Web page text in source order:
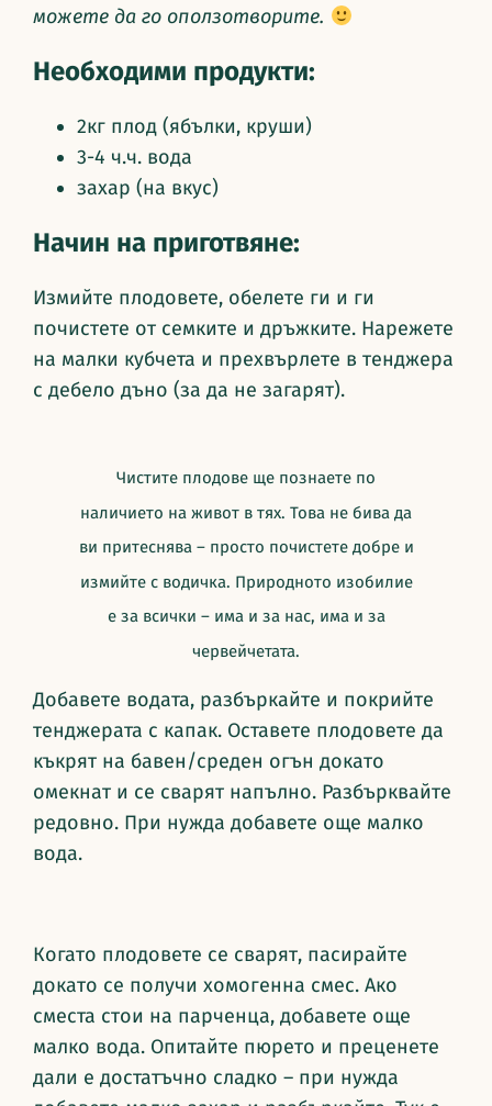
можете да го оползотворите.
Необходими продукти:
2кг плод (ябълки, круши)
3-4 ч.ч. вода
захар (на вкус)
Начин на приготвяне:
Измийте плодовете, обелете ги и ги
почистете от семките и дръжките. Нарежете
на малки кубчета и прехвърлете в тенджера
с дебело дъно (за да не загарят).
Чистите плодове ще познаете по
наличието на живот в тях. Това не бива да
ви притеснява – просто почистете добре и
измийте с водичка. Природното изобилие
е за всички – има и за нас, има и за
червейчетата.
Добавете водата, разбъркайте и покрийте
тенджерата с капак. Оставете плодовете да
къкрят на бавен/среден огън докато
омекнат и се сварят напълно. Разбърквайте
редовно. При нужда добавете още малко
вода.
Когато плодовете се сварят, пасирайте
докато се получи хомогенна смес. Ако
сместа стои на парченца, добавете още
малко вода. Опитайте пюрето и преценете
дали е достатъчно сладко – при нужда